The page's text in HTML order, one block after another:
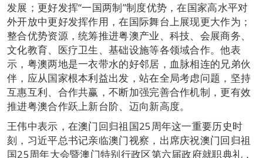
发展；更好发挥“一国两制”制度优势，在国家高水平对
外开放中更好发挥作用，在国际舞台上展现更大作为；
整合优势资源，统筹推进粤澳产业、科技、会展商务、
文化教育、医疗卫生、基础设施等各领域合作。他表
示，粤澳两地是一衣带水的好邻居，血脉相连的兄弟伙
伴，应从国家根本利益出发，站在全局考虑问题，坚持
互惠互利、合作共赢，不断加强完善合作机制，更有效
推进粤澳合作跃上新台阶、迈向新高度。
王伟中表示，在澳门回归祖国25周年这一重要历史时
刻，习近平总书记亲临澳门视察，出席庆祝澳门回归祖
国25周年大会暨澳门特别行政区第六届政府就职典礼，